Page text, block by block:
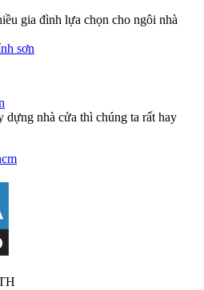
gia đình lựa chọn cho ngôi nhà
dựng nhà cửa thì chúng ta rất hay